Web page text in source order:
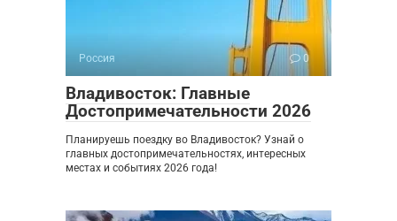
Россия 0
Владивосток: Главные
Достопримечательности 2026
Планируешь поездку во Владивосток? Узнай о
главных достопримечательностях, интересных
местах и событиях 2026 года!